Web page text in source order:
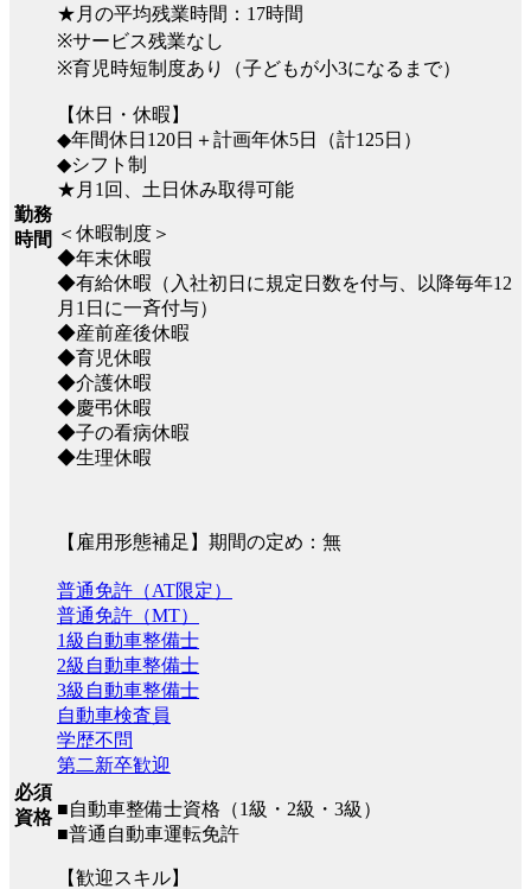
勤務
時間
★月の平均残業時間：17時間
※サービス残業なし
※育児時短制度あり（子どもが小3になるまで）
【休日・休暇】
◆年間休日120日＋計画年休5日（計125日）
◆シフト制
★月1回、土日休み取得可能
＜休暇制度＞
◆年末休暇
◆有給休暇（入社初日に規定日数を付与、以降毎年12
月1日に一斉付与）
◆産前産後休暇
◆育児休暇
◆介護休暇
◆慶弔休暇
◆子の看病休暇
◆生理休暇
【雇用形態補足】期間の定め：無
必須
資格
普通免許（AT限定）
普通免許（MT）
1級自動車整備士
2級自動車整備士
3級自動車整備士
自動車検査員
学歴不問
第二新卒歓迎
■自動車整備士資格（1級・2級・3級）
■普通自動車運転免許
【歓迎スキル】